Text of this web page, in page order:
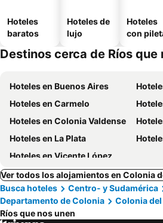
Hoteles
baratos
Hoteles de
lujo
Hoteles
con
Destinos cerca de Ríos que
Hoteles en Buenos Aires
Hoteles
Hoteles en Carmelo
Hoteles en Colonia Valdense
Hoteles en La Plata
Hoteles en Vicente López
Ver todos los alojamientos en Colonia
Busca hoteles
Centro- y Sudamérica
Departamento de Colonia
Colonia
Ríos que nos unen